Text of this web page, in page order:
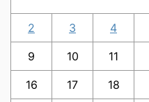
2 3 4
9 10 11
16 17 18